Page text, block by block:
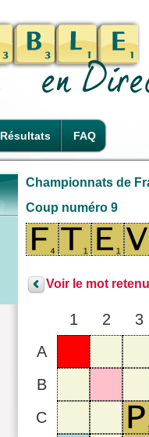
Résultats FAQ
Championnats de
Coup numéro 9
Voir le mot
1 2
3
A
B
C